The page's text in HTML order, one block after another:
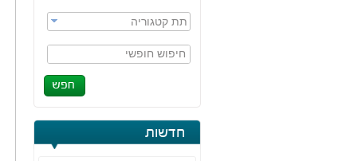
תת קטגוריה
חיפוש חופשי
חדשות